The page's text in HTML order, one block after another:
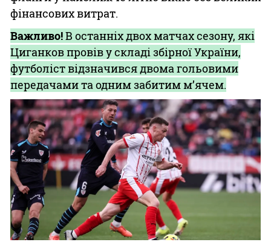
фінансових витрат.
Важливо!В останніх двох матчах сезону, які
Циганков провів у складі збірної України,
футболіст відзначився двома гольовими
передачами та одним забитим м’ячем.